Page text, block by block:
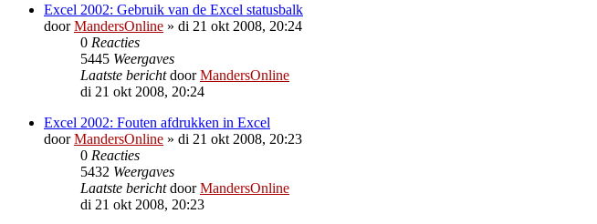
Excel 2002: Gebruik van de Excel statusbalk
doorMandersOnline » di 21 okt 2008, 20:24
0 Reacties
5445 Weergaves
Laatste berichtdoorMandersOnline
di 21 okt 2008, 20:24
Excel 2002: Fouten afdrukken in Excel
doorMandersOnline » di 21 okt 2008, 20:23
0 Reacties
5432 Weergaves
Laatste berichtdoorMandersOnline
di 21 okt 2008, 20:23